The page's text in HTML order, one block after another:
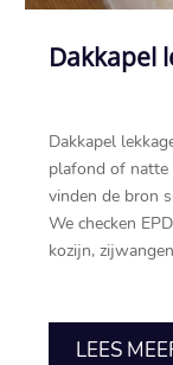
Dakkapel
Dakkapel
plafond of natte
vinden de bron
We checken
kozijn,
LEES